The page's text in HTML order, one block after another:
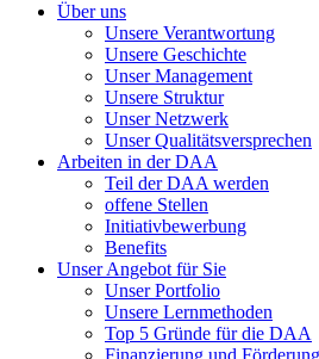
Über uns
Unsere Verantwortung
Unsere Geschichte
Unser Management
Unsere Struktur
Unser Netzwerk
Unser Qualitätsversprechen
Arbeiten in der DAA
Teil der DAA werden
offene Stellen
Initiativbewerbung
Benefits
Unser Angebot für Sie
Unser Portfolio
Unsere Lernmethoden
Top 5 Gründe für die DAA
Finanzierung und Förderung